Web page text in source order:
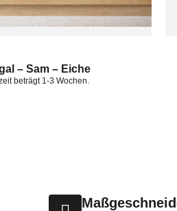
– Sam – Eiche
beträgt 1-3 Wochen.